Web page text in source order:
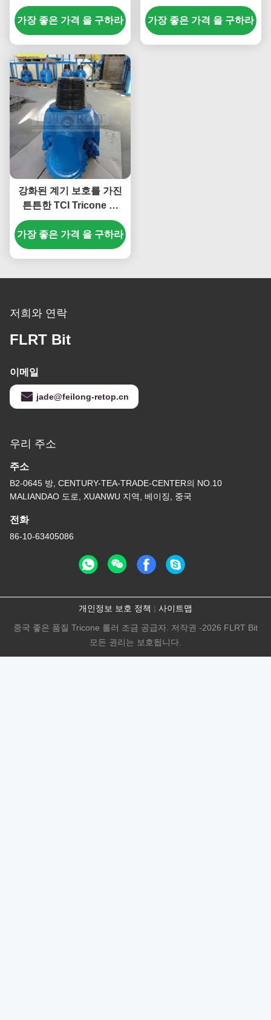
한 밀봉된 전표 방위
가장 좋은 가격 을 구하라
Wells를 위한 TCI 드릴용
날
가장 좋은 가격 을 구하라
강화된 계기 보호를 가진
튼튼한 TCI Tricone 조
금/3개의 콘 바위 조금
가장 좋은 가격 을 구하라
저희와 연락
FLRT Bit
이메일
jade@feilong-retop.cn
우리 주소
주소
B2-0645 방, CENTURY-TEA-TRADE-CENTER의 NO.10
MALIANDAO 도로, XUANWU 지역, 베이징, 중국
전화
86-10-63405086
개인정보 보호 정책 | 사이트맵
중국 좋은 품질 Tricone 롤러 조금 공급자. 저작권 -2026 FLRT Bit
모든 권리는 보호됩니다.